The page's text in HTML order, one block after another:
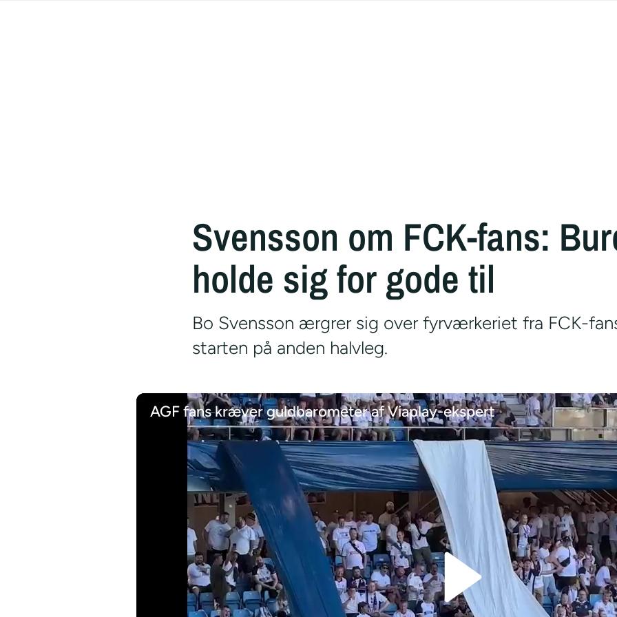
Svensson om FCK-fans:
holde sig for gode til
Bo Svensson ærgrer sig over fyrværkeriet fra FCK-
starten på anden halvleg.
AGF fans kræver guldbarometer af Viaplay-ekspert